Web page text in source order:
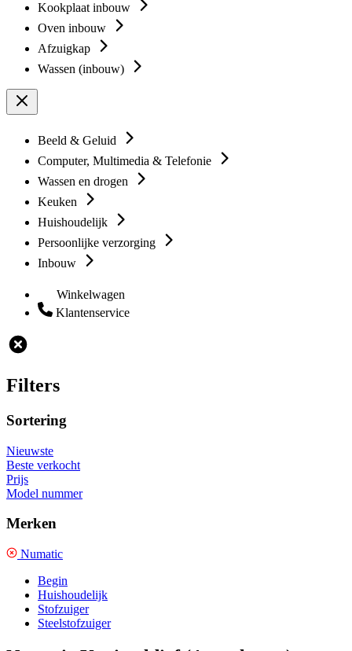
Kookplaat inbouw
Oven inbouw
Afzuigkap
Wassen (inbouw)
Beeld & Geluid
Computer, Multimedia & Telefonie
Wassen en drogen
Keuken
Huishoudelijk
Persoonlijke verzorging
Inbouw
Winkelwagen
Klantenservice
Filters
Sortering
Nieuwste
Beste verkocht
Prijs
Model nummer
Merken
Numatic
Begin
Huishoudelijk
Stofzuiger
Steelstofzuiger